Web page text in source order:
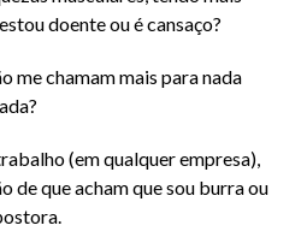
doente ou é cansaço?
me chamam mais para nada
(em qualquer empresa),
de que acham que sou burra ou